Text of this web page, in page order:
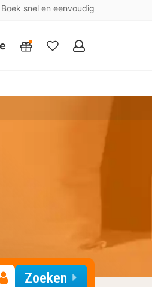
Boek snel en eenvoudig
Mijn
Zoeken